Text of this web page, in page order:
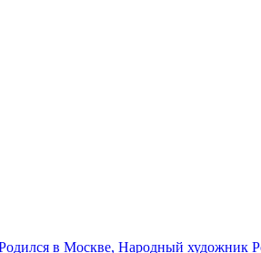
в Москве, Народный художник